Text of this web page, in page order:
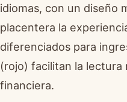
idiomas, con un diseño
placentera la
diferenciados para
(rojo) facilitan la lectura
financiera.